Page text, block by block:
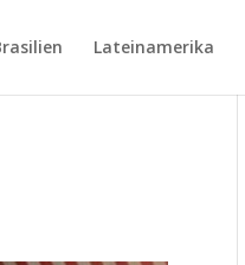
Lateinamerika